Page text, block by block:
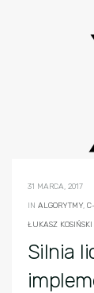
31 MARCA, 2017
IN ALGORYTMY,
ŁUKASZ KOSIŃSKI
Silnia